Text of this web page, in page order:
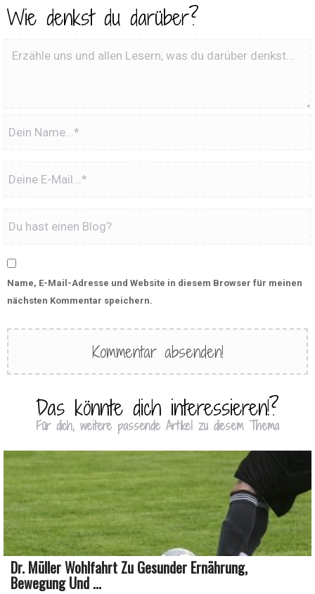
Wie denkst du darüber?
Name, E-Mail-Adresse und Website in diesem Browser für meinen
nächsten Kommentar speichern.
Das könnte dich interessieren!?
Für dich, weitere passende Artikel zu diesem Thema
Dr. Müller Wohlfahrt Zu Gesunder Ernährung,
Bewegung Und ...